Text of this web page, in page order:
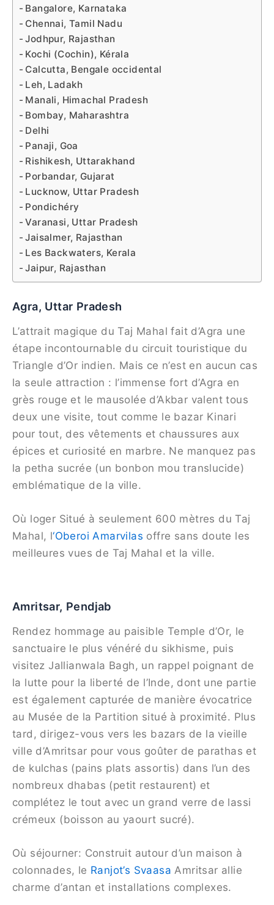
Bangalore, Karnataka
Chennai, Tamil Nadu
Jodhpur, Rajasthan
Kochi (Cochin), Kérala
Calcutta, Bengale occidental
Leh, Ladakh
Manali, Himachal Pradesh
Bombay, Maharashtra
Delhi
Panaji, Goa
Rishikesh, Uttarakhand
Porbandar, Gujarat
Lucknow, Uttar Pradesh
​Pondichéry
Varanasi, Uttar Pradesh
Jaisalmer, Rajasthan
Les Backwaters, Kerala
Jaipur, Rajasthan
Agra, Uttar Pradesh
L’attrait magique du Taj Mahal fait d’Agra une
étape incontournable du circuit touristique du
Triangle d’Or indien. Mais ce n’est en aucun cas
la seule attraction : l’immense fort d’Agra en
grès rouge et le mausolée d’Akbar valent tous
deux une visite, tout comme le bazar Kinari
pour tout, des vêtements et chaussures aux
épices et curiosité en marbre. Ne manquez pas
la petha sucrée (un bonbon mou translucide)
emblématique de la ville.
Où loger Situé à seulement 600 mètres du Taj
Mahal, l‘Oberoi Amarvilas offre sans doute les
meilleures vues de Taj Mahal et la ville.
Amritsar, Pendjab
Rendez hommage au paisible Temple d’Or, le
sanctuaire le plus vénéré du sikhisme, puis
visitez Jallianwala Bagh, un rappel poignant de
la lutte pour la liberté de l’Inde, dont une partie
est également capturée de manière évocatrice
au Musée de la Partition situé à proximité. Plus
tard, dirigez-vous vers les bazars de la vieille
ville d’Amritsar pour vous goûter de parathas et
de kulchas (pains plats assortis) dans l’un des
nombreux dhabas (petit restaurent) et
complétez le tout avec un grand verre de lassi
crémeux (boisson au yaourt sucré).
Où séjourner: Construit autour d’un maison à
colonnades, le Ranjot’s Svaasa Amritsar allie
charme d’antan et installations complexes.